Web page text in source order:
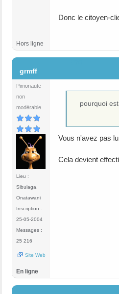
Donc le citoyen-
Hors ligne
grmff
Pimonaute
non
modérable
Lieu :
Sibulaga,
Onatawani
Inscription :
25-05-2004
Messages :
25 216
Site Web
pourquoi
Vous n'avez pas
Cela devient
En ligne